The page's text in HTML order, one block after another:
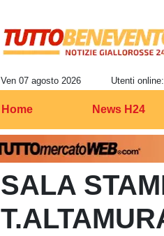
Ven 07 agosto 2026 Utenti
Home News H24
SALA